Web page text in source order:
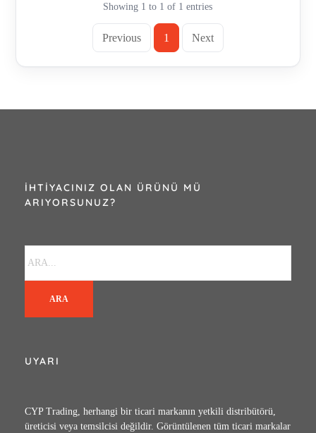
Showing 1 to 1 of 1 entries
Previous 1 Next
İHTIYACINIZ OLAN ÜRÜNÜ MÜ
ARIYORSUNUZ?
ARA
UYARI
CYP Trading, herhangi bir ticari markanın yetkili distribütörü,
üreticisi veya temsilcisi değildir. Görüntülenen tüm ticari markalar